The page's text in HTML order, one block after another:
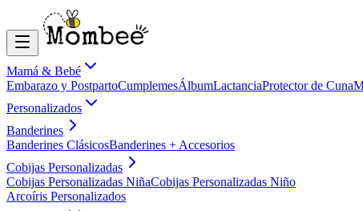
Mamá & Bebé
Embarazo y PostpartoCumplemesÁlbumLactanciaProtector de Cuna
Personalizados
Banderines
Banderines ClásicosBanderines + Accesorios
Cobijas Personalizadas
Cobijas Personalizadas NiñaCobijas Personalizadas Niño
Arcoíris Personalizados